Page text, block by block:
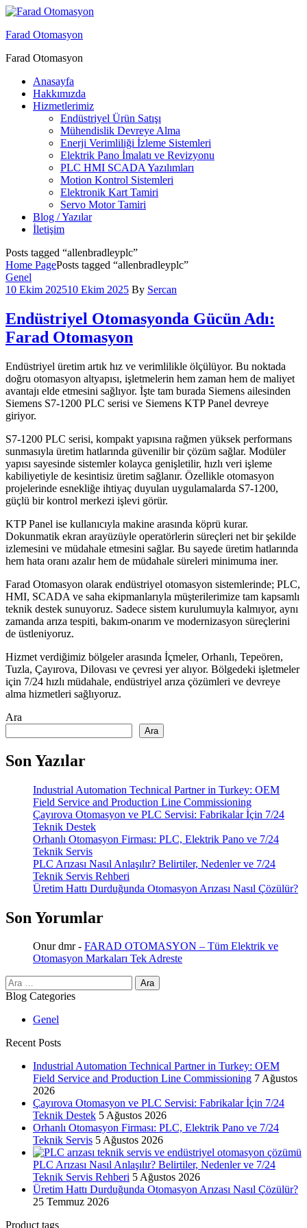
Menu
Farad Otomasyon
Farad Otomasyon
Anasayfa
Hakkımızda
Hizmetlerimiz
Endüstriyel Ürün Satışı
Mühendislik Devreye Alma
Enerji Verimliliği İzleme Sistemleri
Elektrik Pano İmalatı ve Revizyonu
PLC HMI SCADA Yazılımları
Motion Kontrol Sistemleri
Elektronik Kart Tamiri
Servo Motor Tamiri
Blog / Yazılar
İletişim
Posts tagged “allenbradleyplc”
Home PagePosts tagged “allenbradleyplc”
Categories
Genel
10 Ekim 202510 Ekim 2025 By Sercan
Endüstriyel Otomasyonda Gücün Adı:
Farad Otomasyon
Endüstriyel üretim artık hız ve verimlilikle ölçülüyor. Bu noktada
doğru otomasyon altyapısı, işletmelerin hem zaman hem de maliyet
avantajı elde etmesini sağlıyor. İşte tam burada Siemens ailesinden
Siemens S7-1200 PLC serisi ve Siemens KTP Panel devreye
giriyor.
S7-1200 PLC serisi, kompakt yapısına rağmen yüksek performans
sunmasıyla üretim hatlarında güvenilir bir çözüm sağlar. Modüler
yapısı sayesinde sistemler kolayca genişletilir, hızlı veri işleme
kabiliyetiyle de kesintisiz üretim sağlanır. Özellikle otomasyon
projelerinde esnekliğe ihtiyaç duyulan uygulamalarda S7-1200,
güçlü bir kontrol merkezi işlevi görür.
KTP Panel ise kullanıcıyla makine arasında köprü kurar.
Dokunmatik ekran arayüzüyle operatörlerin süreçleri net bir şekilde
izlemesini ve müdahale etmesini sağlar. Bu sayede üretim hatlarında
hem hata oranı azalır hem de müdahale süreleri minimuma iner.
Farad Otomasyon olarak endüstriyel otomasyon sistemlerinde; PLC,
HMI, SCADA ve saha ekipmanlarıyla müşterilerimize tam kapsamlı
teknik destek sunuyoruz. Sadece sistem kurulumuyla kalmıyor, aynı
zamanda arıza tespiti, bakım-onarım ve modernizasyon süreçlerini
de üstleniyoruz.
Hizmet verdiğimiz bölgeler arasında İçmeler, Orhanlı, Tepeören,
Tuzla, Çayırova, Dilovası ve çevresi yer alıyor. Bölgedeki işletmeler
için 7/24 hızlı müdahale, endüstriyel arıza çözümleri ve devreye
alma hizmetleri sağlıyoruz.
Ara
Ara
Son Yazılar
Industrial Automation Technical Partner in Turkey: OEM
Field Service and Production Line Commissioning
Çayırova Otomasyon ve PLC Servisi: Fabrikalar İçin 7/24
Teknik Destek
Orhanlı Otomasyon Firması: PLC, Elektrik Pano ve 7/24
Teknik Servis
PLC Arızası Nasıl Anlaşılır? Belirtiler, Nedenler ve 7/24
Teknik Servis Rehberi
Üretim Hattı Durduğunda Otomasyon Arızası Nasıl Çözülür?
Son Yorumlar
Onur dmr- FARAD OTOMASYON – Tüm Elektrik ve
Otomasyon Markaları Tek Adreste
Arama:
Blog Categories
Genel
Recent Posts
Industrial Automation Technical Partner in Turkey: OEM
Field Service and Production Line Commissioning 7 Ağustos
2026
Çayırova Otomasyon ve PLC Servisi: Fabrikalar İçin 7/24
Teknik Destek 5 Ağustos 2026
Orhanlı Otomasyon Firması: PLC, Elektrik Pano ve 7/24
Teknik Servis 5 Ağustos 2026
PLC Arızası Nasıl Anlaşılır? Belirtiler, Nedenler ve 7/24
Teknik Servis Rehberi 5 Ağustos 2026
Üretim Hattı Durduğunda Otomasyon Arızası Nasıl Çözülür?
25 Temmuz 2026
Product tags